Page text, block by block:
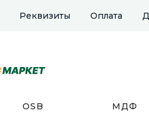
Реквизиты Оплата
OSB МДФ